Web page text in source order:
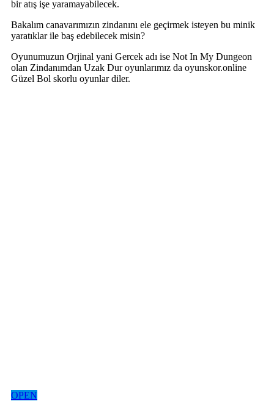
bir atış işe yaramayabilecek.
Bakalım canavarımızın zindanını ele geçirmek isteyen bu minik
yaratıklar ile baş edebilecek misin?
Oyunumuzun Orjinal yani Gercek adı ise Not In My Dungeon
olan Zindanımdan Uzak Dur oyunlarımız da oyunskor.online
Güzel Bol skorlu oyunlar diler.
OPEN